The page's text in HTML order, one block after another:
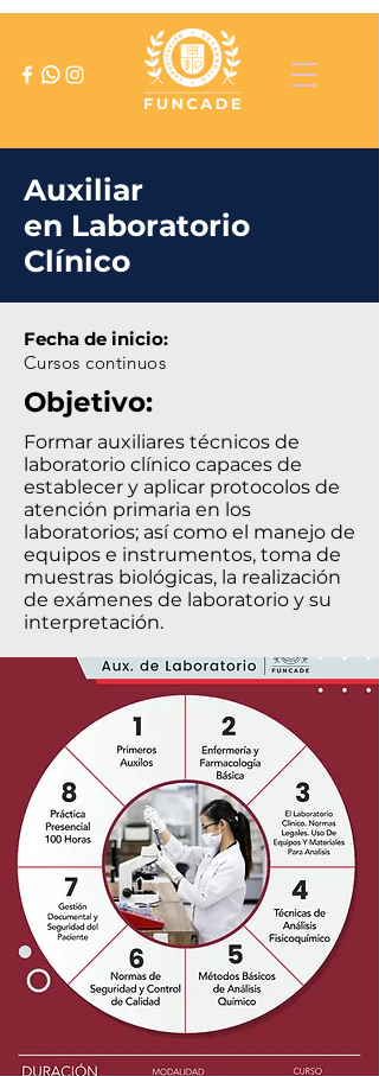
Auxiliar
en Laboratorio
Clínico
Fecha de inicio:
Cursos continuos
Objetivo:
Formar auxiliares técnicos de
laboratorio clínico capaces de
establecer y aplicar protocolos de
atención primaria en los
laboratorios; así como el manejo de
equipos e instrumentos, toma de
muestras biológicas, la realización
de exámenes de laboratorio y su
interpretación.